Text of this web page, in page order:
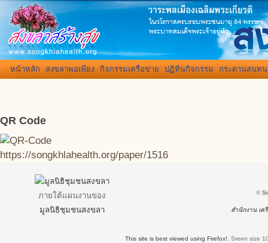
หน้าหลัก สงขลาพอเพียง กิจกรรมเครือข่าย ปฏิทินกิจกรรม กระดานสนท
QR Code
https://songkhlahealth.org/paper/1516
ภายใต้แผนงานของ
มูลนิธิชุมชนสงขลา
©
สำนักงาน เค
This site is best viewed using Firefox! Sreen size